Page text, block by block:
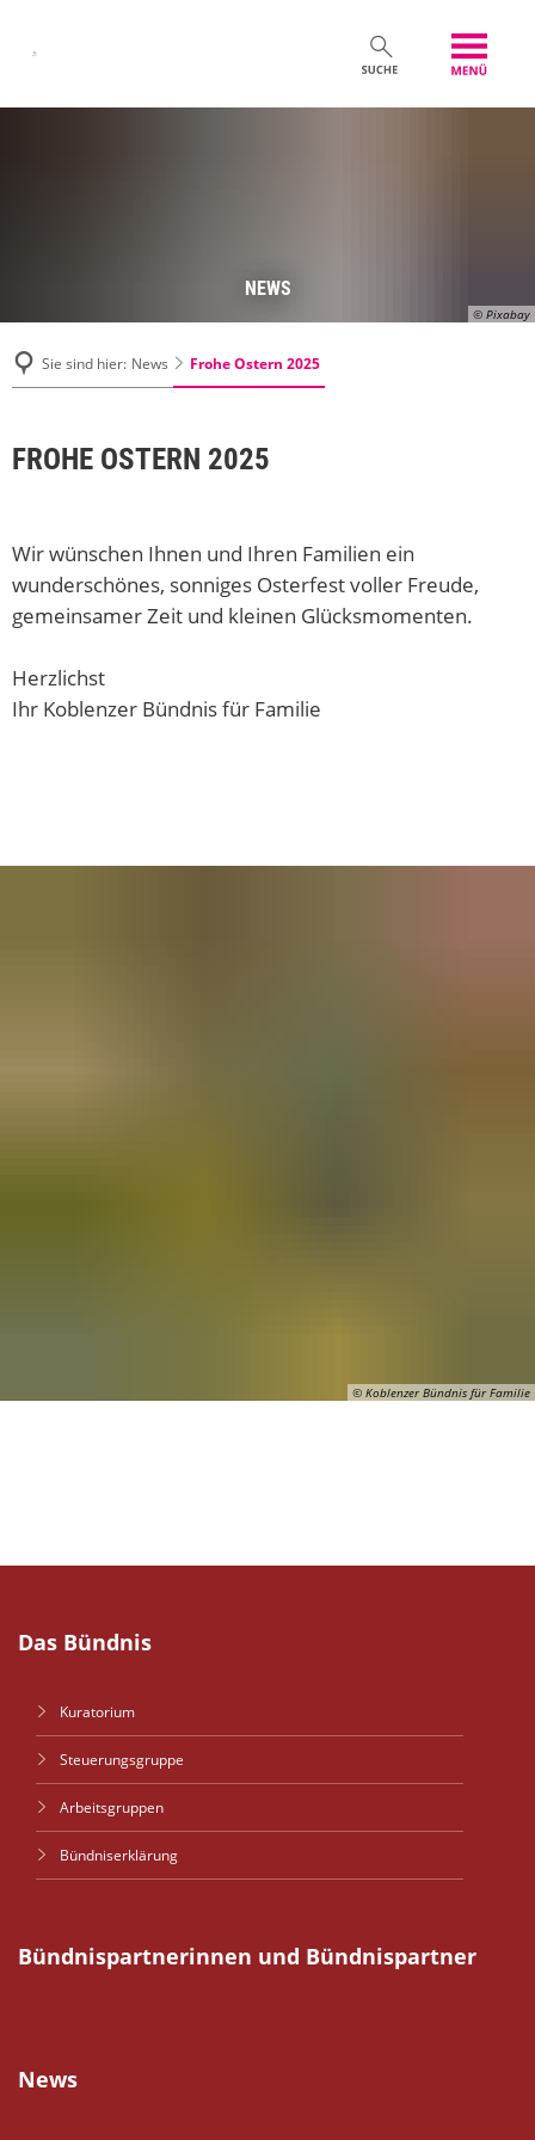
© Pixabay
NEWS
Sie sind hier: News Frohe Ostern 2025
FROHE OSTERN 2025
Wir wünschen Ihnen und Ihren Familien ein
wunderschönes, sonniges Osterfest voller Freude,
gemeinsamer Zeit und kleinen Glücksmomenten.
Herzlichst
Ihr Koblenzer Bündnis für Familie
© Koblenzer Bündnis für Familie
Das Bündnis
Kuratorium
Steuerungsgruppe
Arbeitsgruppen
Bündniserklärung
Bündnispartnerinnen und Bündnispartner
News